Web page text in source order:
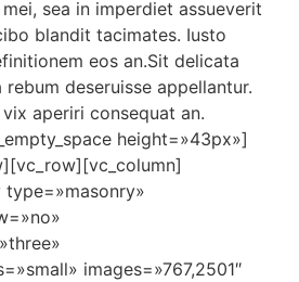
sea in imperdiet assueverit
blandit tacimates. Iusto
eos an.Sit delicata
deseruisse appellantur.
aperiri consequat an.
height=»43px»]
type=»masonry»
images=»767,2501″